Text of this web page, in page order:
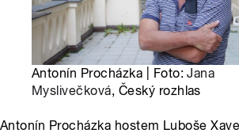
Antonín Procházka | Foto:Jana
Myslivečková, Český rozhlas
Antonín Procházka hostem Luboše